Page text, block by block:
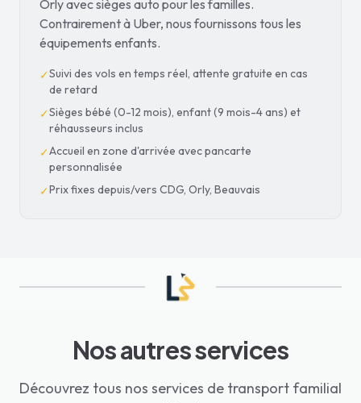
Orly avec sièges auto pour les familles.
Contrairement à Uber, nous fournissons tous les
équipements enfants.
✓Suivi des vols en temps réel, attente gratuite en cas
de retard
✓Sièges bébé (0-12 mois), enfant (9 mois-4 ans) et
réhausseurs inclus
✓Accueil en zone d'arrivée avec pancarte
personnalisée
✓Prix fixes depuis/vers CDG, Orly, Beauvais
Nos autres services
Découvrez tous nos services de transport familial